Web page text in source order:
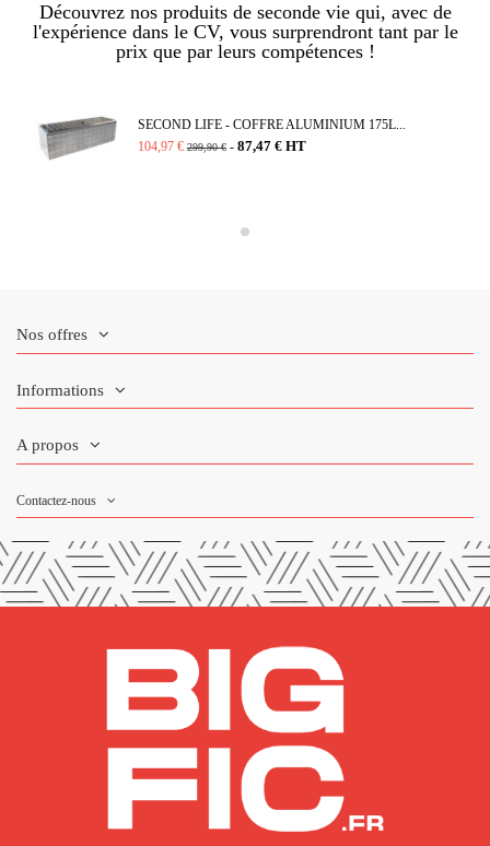
Découvrez nos produits de seconde vie qui, avec de
l'expérience dans le CV, vous surprendront tant par le
prix que par leurs compétences !
SECOND LIFE - COFFRE ALUMINIUM 175L...
104,97 € 299,90 € - 87,47 € HT
Nos offres
Informations
A propos
Contactez-nous